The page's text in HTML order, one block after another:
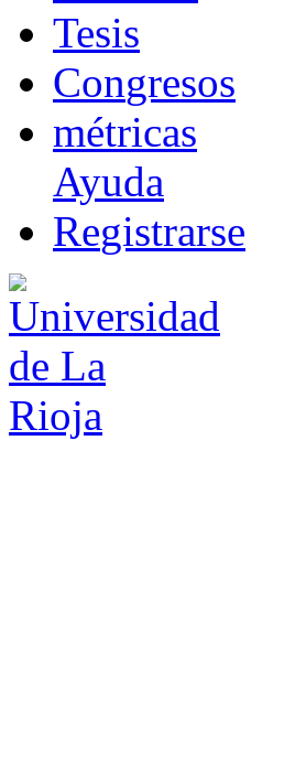
Tesis
Congresos
métricas
Ayuda
Registrarse